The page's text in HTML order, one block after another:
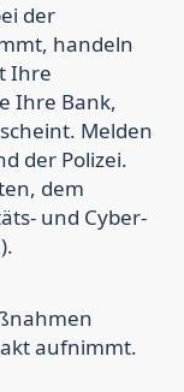
der
handeln
Ihre
Ihre Bank,
Melden
der Polizei.
dem
und Cyber-
aufnimmt.